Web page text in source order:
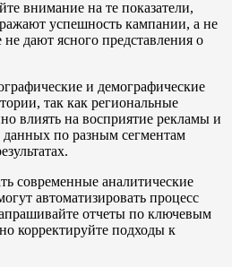
внимание на те показатели,
успешность кампании, а не
дают ясного представления о
и демографические
так как региональные
влиять на восприятие рекламы и
по разным сегментам
современные аналитические
автоматизировать процесс
отчеты по ключевым
корректируйте подходы к